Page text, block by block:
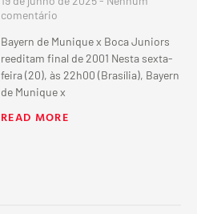
comentário
Bayern de Munique x Boca Juniors
reeditam final de 2001 Nesta sexta-
feira (20), às 22h00 (Brasília), Bayern
de Munique x
READ MORE